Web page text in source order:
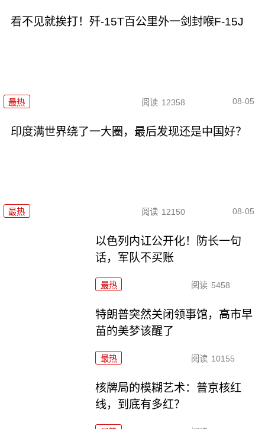
看不见就挨打！歼-15T百公里外一剑封喉F-15J
最热 阅读 12358 08-05
印度满世界绕了一大圈，最后发现还是中国好？
最热 阅读 12150 08-05
以色列内讧公开化！防长一句
话，军队不买账
最热 阅读 5458
特朗普突然关闭领事馆，高市早
苗的美梦该醒了
最热 阅读 10155
核牌局的模糊艺术：普京核红
线，到底有多红？